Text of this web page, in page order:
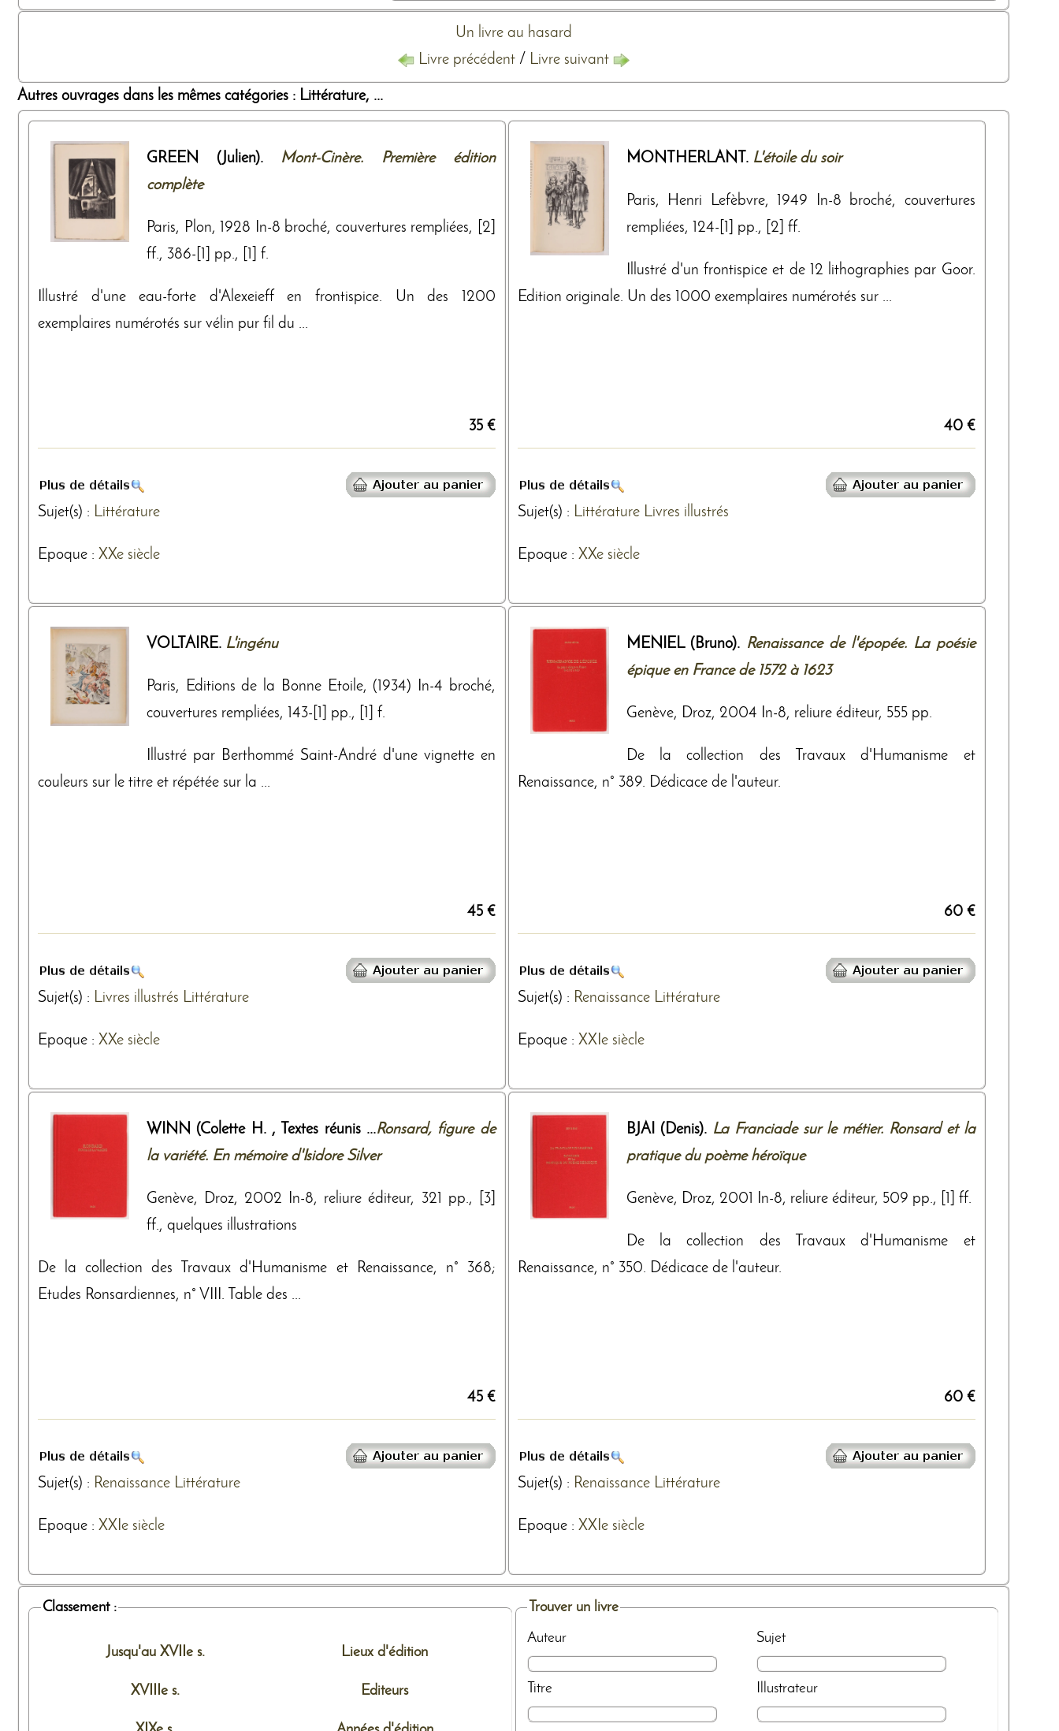
Un livre au hasard
Livre précédent / Livre suivant
Autres ouvrages dans les mêmes catégories : Littérature, ...
GREEN (Julien). Mont-Cinère. Première édition
complète
Paris, Plon, 1928 In-8 broché, couvertures rempliées, [2]
ff., 386-[1] pp., [1] f.
Illustré d'une eau-forte d'Alexeieff en frontispice. Un des 1200
exemplaires numérotés sur vélin pur fil du ...
35 €
Sujet(s) : Littérature
Epoque : XXe siècle
MONTHERLANT. L'étoile du soir
Paris, Henri Lefèbvre, 1949 In-8 broché, couvertures
rempliées, 124-[1] pp., [2] ff.
Illustré d'un frontispice et de 12 lithographies par Goor.
Edition originale. Un des 1000 exemplaires numérotés sur ...
40 €
Sujet(s) : Littérature Livres illustrés
Epoque : XXe siècle
VOLTAIRE. L'ingénu
Paris, Editions de la Bonne Etoile, (1934) In-4 broché,
couvertures rempliées, 143-[1] pp., [1] f.
Illustré par Berthommé Saint-André d'une vignette en
couleurs sur le titre et répétée sur la ...
45 €
Sujet(s) : Livres illustrés Littérature
Epoque : XXe siècle
MENIEL (Bruno). Renaissance de l'épopée. La poésie
épique en France de 1572 à 1623
Genève, Droz, 2004 In-8, reliure éditeur, 555 pp.
De la collection des Travaux d'Humanisme et
Renaissance, n° 389. Dédicace de l'auteur.
60 €
Sujet(s) : Renaissance Littérature
Epoque : XXIe siècle
WINN (Colette H. , Textes réunis ...Ronsard, figure de
la variété. En mémoire d'Isidore Silver
Genève, Droz, 2002 In-8, reliure éditeur, 321 pp., [3]
ff., quelques illustrations
De la collection des Travaux d'Humanisme et Renaissance, n° 368;
Etudes Ronsardiennes, n° VIII. Table des ...
45 €
Sujet(s) : Renaissance Littérature
Epoque : XXIe siècle
BJAI (Denis). La Franciade sur le métier. Ronsard et la
pratique du poème héroïque
Genève, Droz, 2001 In-8, reliure éditeur, 509 pp., [1] ff.
De la collection des Travaux d'Humanisme et
Renaissance, n° 350. Dédicace de l'auteur.
60 €
Sujet(s) : Renaissance Littérature
Epoque : XXIe siècle
Classement :
Jusqu'au XVIIe s.
XVIIIe s.
Lieux d'édition
Editeurs
Trouver un livre
Auteur
Titre
Sujet
Illustrateur